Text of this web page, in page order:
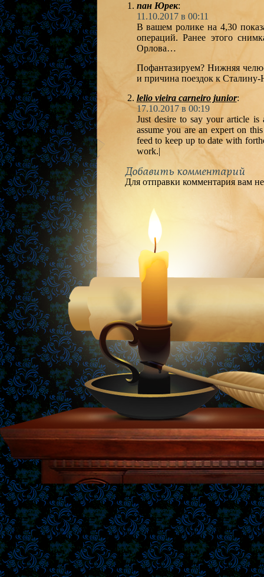
пан Юрек:
11.10.2017 в 00:11
В вашем ролике на 4,30
операций. Ранее этого
Орлова…
Пофантазируем? Нижняя
и причина поездок к
lelio vieira carneiro junior:
17.10.2017 в 00:19
Just desire to say your article
assume you are an expert on
feed to keep up to date with
work.|
Добавить комментарий
Для отправки комментария вам